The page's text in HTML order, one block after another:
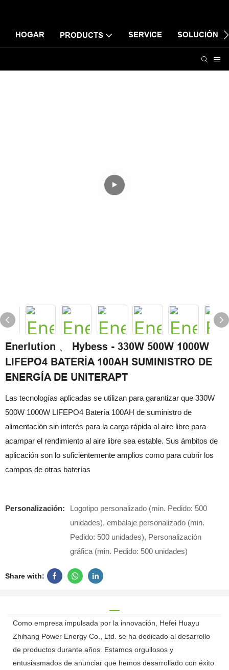
HOGAR PRODUCTS SERVICE SOLUCIÓN
Enerlution 、 Hybess - 330W 500W 1000W
LIFEPO4 BATERÍA 100AH ​​SUMINISTRO DE
ENERGÍA DE UNITERAPT
Las tecnologías aplicadas se utilizan para garantizar que 330W
500W 1000W LIFEPO4 Batería 100AH ​​de suministro de
alimentación sin interés para la carga rápida al aire libre para
acampar el rendimiento al aire libre sea estable. Sus ámbitos de
aplicación son lo suficientemente amplios como para cubrir los
campos de otras baterías
Personalización:
Logotipo personalizado (min. Pedido: 500
unidades), embalaje personalizado (min.
Pedido: 500 unidades), Personalización
gráfica (min. Pedido: 500 unidades)
Share with:
Como empresa impulsada por la innovación, Hefei Huayu
Zhihang Power Energy Co., Ltd. se ha dedicado al desarrollo
de productos durante años. Estamos orgullosos y
entusiasmados de anunciar que hemos desarrollado con éxito